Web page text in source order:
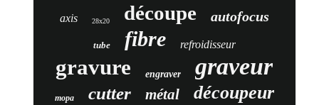
axis 28x20 découpe autofocus
tube fibre refroidisseur
gravure engraver graveur
mopa cutter métal découpeur